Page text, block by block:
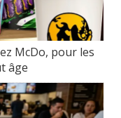
McDo, pour les
âge